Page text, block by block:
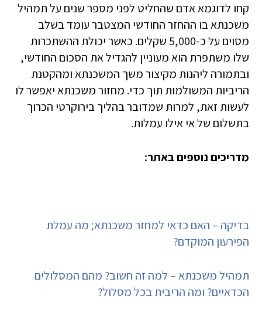
קחו לדוגמא אדם שהחליט לפני מספר שנים על תמהיל
משכנתא בו ההחזר החודשי המצטבר עומד בשלב
מסוים על כ-5,000 שקלים. כאשר יכולת ההשתכרות
שלו משתפרת הוא מעוניין להגדיל את הסכום החודשי,
ובתמורה ליהנות מקיצור משך המשכנתא ומהקטנת
הריביות המשולמות תוך כדי. מחזור משכנתא יאפשר לו
לעשות זאת, למרות שמדובר בהליך בירוקרטי הכרוך
בתשלום של אי אילו עמלות.
מדריכים נוספים באתר:
בדיקה – האם כדאי למחזר משכנתא; מה עמלת
הפירעון המוקדם?
תמהיל משכנתא – למה זה חשוב? מהם המסלולים
הכדאיים? ומה הריבית בכל מסלול?